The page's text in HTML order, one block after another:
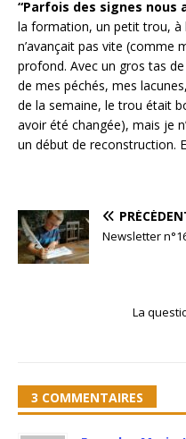
“Parfois des signes nous
la formation, un petit trou, à
n’avançait pas vite (comme
profond. Avec un gros tas
de mes péchés, mes
de la semaine, le trou était
avoir été changée), mais je
un début de reconstruction.
Newsletter
La
3 COMMENTAIRES